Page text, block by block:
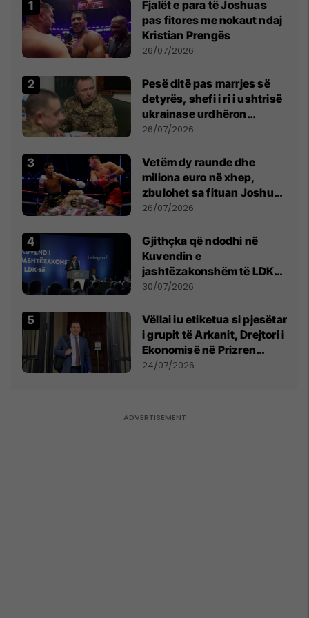
Fjalët e para të Joshuas
pas fitores me nokaut ndaj
Kristian Prengës
26/07/2026
Pesë ditë pas marrjes së
detyrës, shefi i ri i ushtrisë
ukrainase urdhëron
kontroll të madh
26/07/2026
Vetëm dy raunde dhe
miliona euro në xhep,
zbulohet sa fituan Joshua
e Prenga
26/07/2026
Gjithçka që ndodhi në
Kuvendin e
jashtëzakonshëm të LDK-
së
30/07/2026
Vëllai iu etiketua si pjesëtar
i grupit të Arkanit, Drejtori i
Ekonomisë në Prizren
mohon pretendimet
24/07/2026